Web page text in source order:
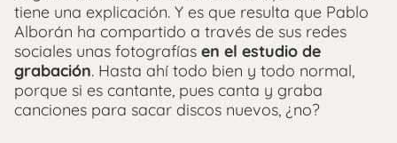
tiene una explicación. Y es que resulta que Pablo
Alborán ha compartido a través de sus redes
sociales unas fotografías en el estudio de
grabación. Hasta ahí todo bien y todo normal,
porque si es cantante, pues canta y graba
canciones para sacar discos nuevos, ¿no?